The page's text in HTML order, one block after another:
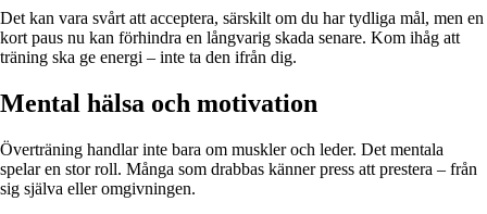
Det kan vara svårt att acceptera, särskilt om du har tydliga mål, men en
kort paus nu kan förhindra en långvarig skada senare. Kom ihåg att
träning ska ge energi – inte ta den ifrån dig.
Mental hälsa och motivation
Överträning handlar inte bara om muskler och leder. Det mentala
spelar en stor roll. Många som drabbas känner press att prestera – från
sig själva eller omgivningen.